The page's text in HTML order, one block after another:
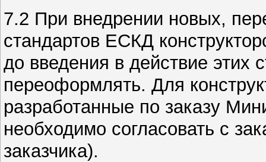
7.2 При внедрении новых,
стандартов ЕСКД
до введения в действие этих
переоформлять. Для
разработанные по заказу
необходимо согласовать с
заказчика).